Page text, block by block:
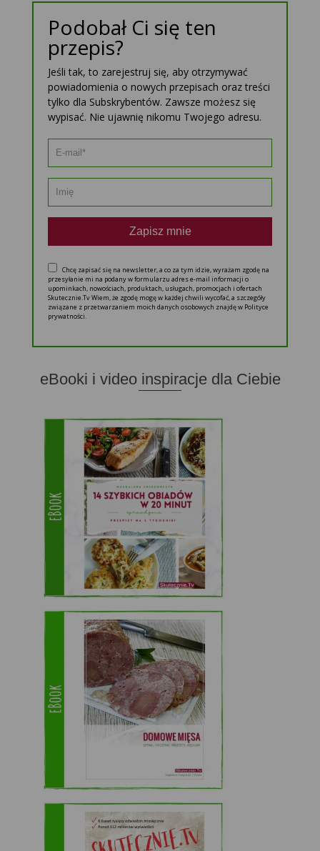
Podobał Ci się ten
przepis?
Jeśli tak, to zarejestruj się, aby otrzymywać
powiadomienia o nowych przepisach oraz treści
tylko dla Subskrybentów. Zawsze możesz się
wypisać. Nie ujawnię nikomu Twojego adresu.
Zapisz mnie
Chcę zapisać się na newsletter, a co za tym idzie, wyrażam zgodę na
przesyłanie mi na podany w formularzu adres e-mail informacji o
upominkach, nowościach, produktach, usługach, promocjach i ofertach
Skutecznie.Tv Wiem, że zgodę mogę w każdej chwili wycofać, a szczegóły
związane z przetwarzaniem moich danych osobowych znajdę w Polityce
prywatności.
eBooki i video inspiracje dla Ciebie